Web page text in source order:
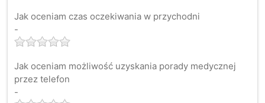
Jak oceniam czas oczekiwania w przychodni
-
Jak oceniam możliwość uzyskania porady medycznej
przez telefon
-